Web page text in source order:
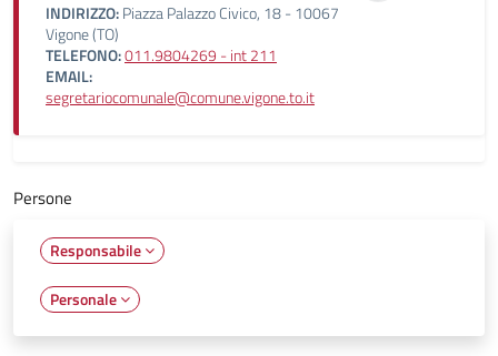
INDIRIZZO:Piazza Palazzo Civico, 18 - 10067
Vigone (TO)
TELEFONO:011.9804269 - int 211
EMAIL:
segretariocomunale@comune.vigone.to.it
Persone
Responsabile
Personale